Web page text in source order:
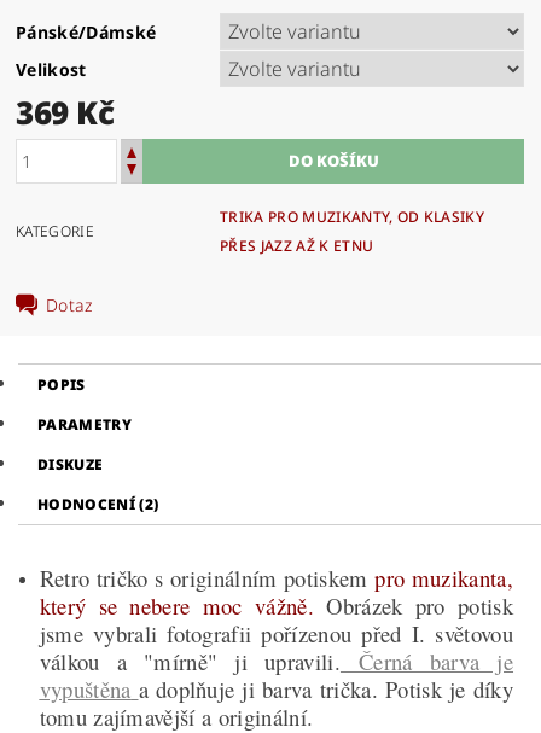
Pánské/Dámské
Velikost
369 Kč
KATEGORIE
TRIKA PRO MUZIKANTY, OD KLASIKY
PŘES JAZZ AŽ K ETNU
Dotaz
POPIS
PARAMETRY
DISKUZE
HODNOCENÍ (2)
Retro tričko s originálním potiskem pro muzikanta,
který se nebere moc vážně. Obrázek pro potisk
jsme vybrali fotografii pořízenou před I. světovou
válkou a "mírně" ji upravili.
Černá barva je
vypuštěna a doplňuje ji barva trička. Potisk je díky
tomu zajímavější a originální.